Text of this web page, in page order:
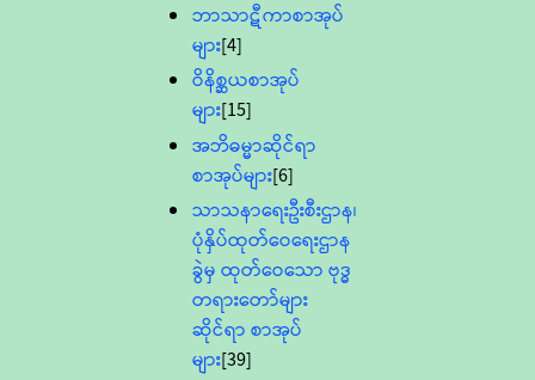
ဘာသာဋီကာစာအုပ်
များ[4]
ဝိနိစ္ဆယစာအုပ်
များ[15]
အဘိဓမ္မာဆိုင်ရာ
စာအုပ်များ[6]
သာသနာရေးဦးစီးဌာန၊
ပုံနှိပ်ထုတ်ဝေရေးဌာန
ခွဲမှ ထုတ်ဝေသော ဗုဒ္ဓ
တရားတော်များ
ဆိုင်ရာ စာအုပ်
များ[39]